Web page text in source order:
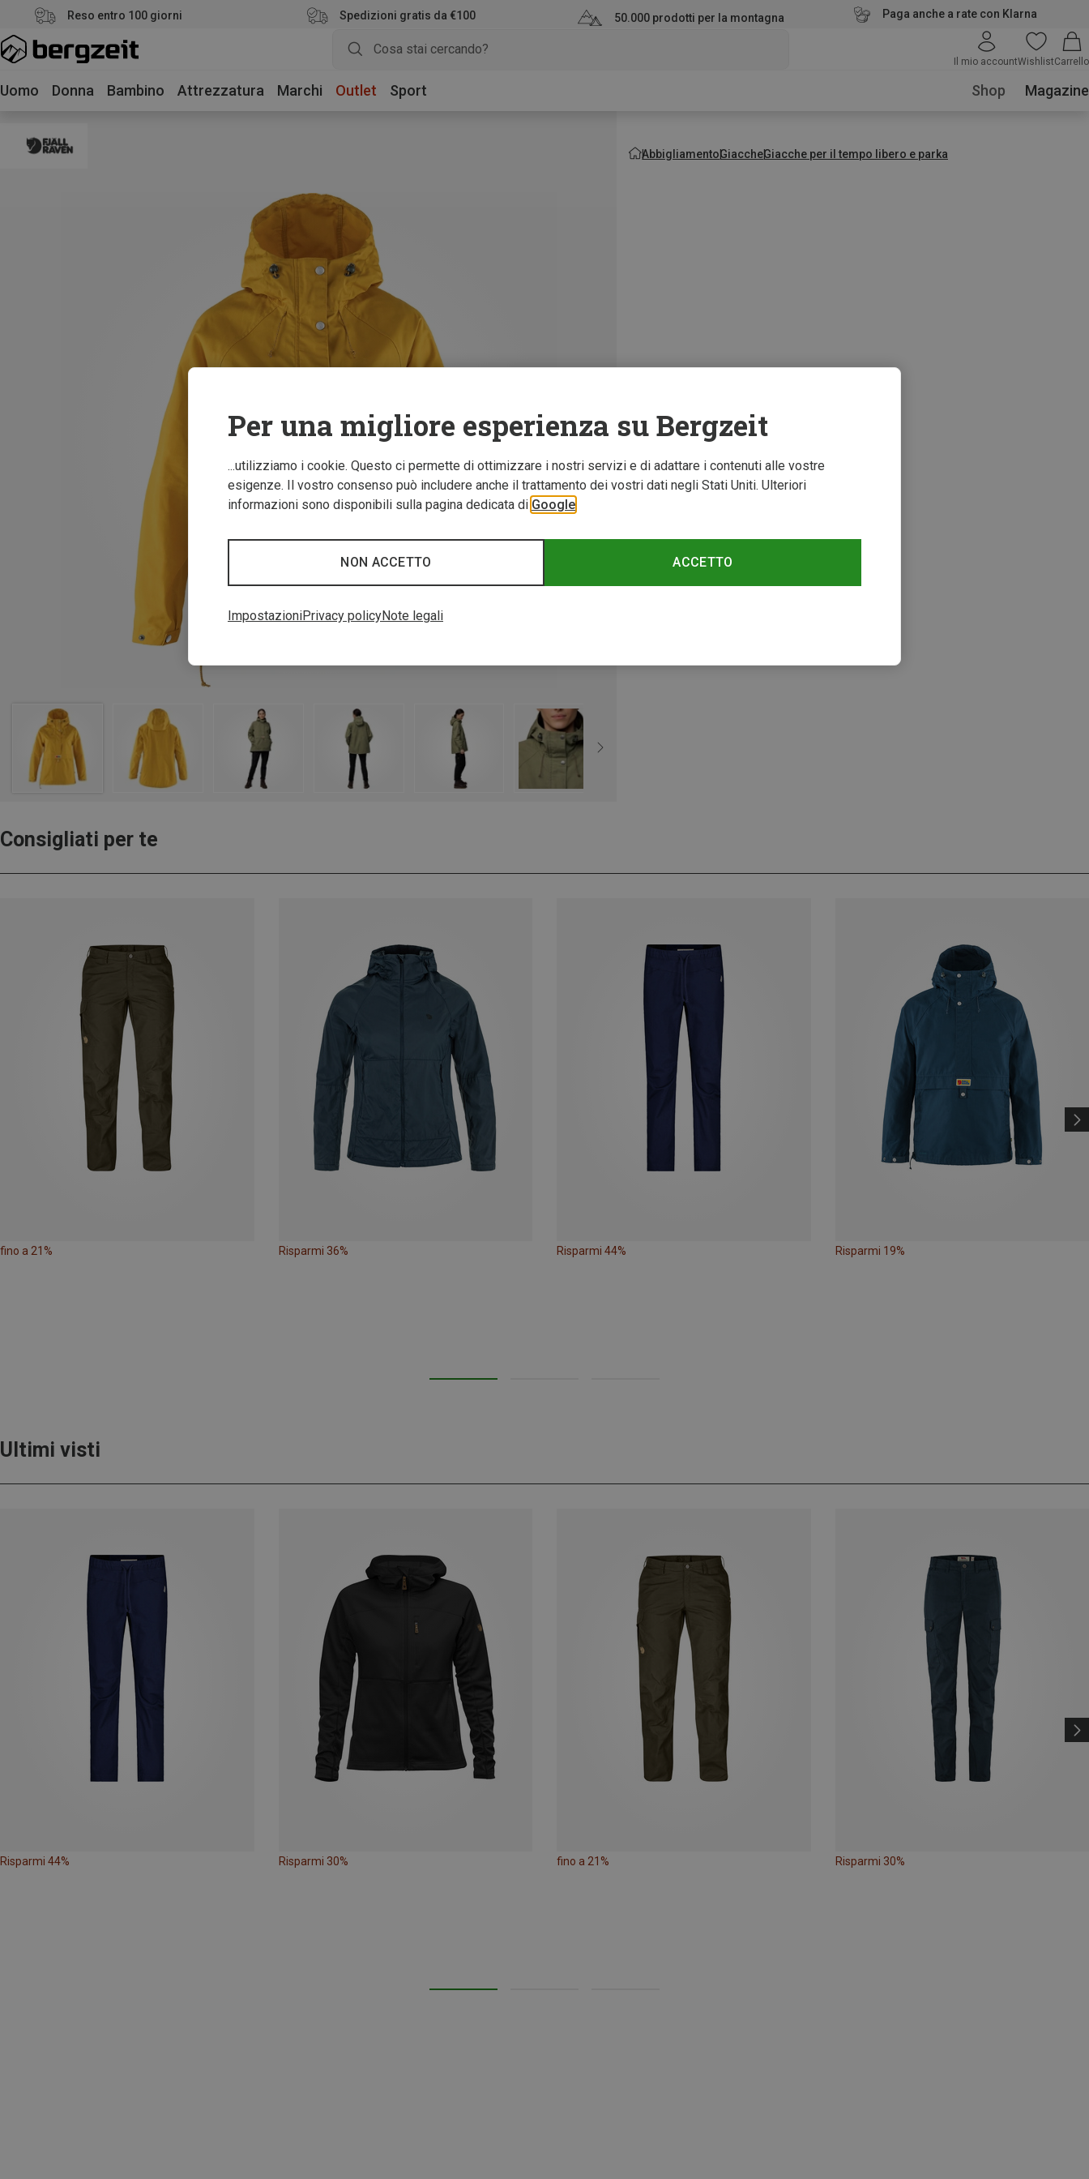
Reso entro 100 giorni Spedizioni gratis da €100 50.000 prodotti per la montagna Paga anche a rate con Klarna
Il mio accountWishlistCarrello
Uomo Donna Bambino Attrezzatura Marchi Outlet Sport Shop Magazine
AbbigliamentoGiaccheGiacche per il tempo libero e parka
Consigliati per te
fino a 21% Risparmi 36% Risparmi 44% Risparmi 19%
Ultimi visti
Risparmi 44% Risparmi 30% fino a 21% Risparmi 30%
Per una migliore esperienza su Bergzeit
...utilizziamo i cookie. Questo ci permette di ottimizzare i nostri servizi e di adattare i contenuti alle vostre
esigenze. Il vostro consenso può includere anche il trattamento dei vostri dati negli Stati Uniti. Ulteriori
informazioni sono disponibili sulla pagina dedicata di Google
ACCETTO
NON ACCETTO
ImpostazioniPrivacy policyNote legali